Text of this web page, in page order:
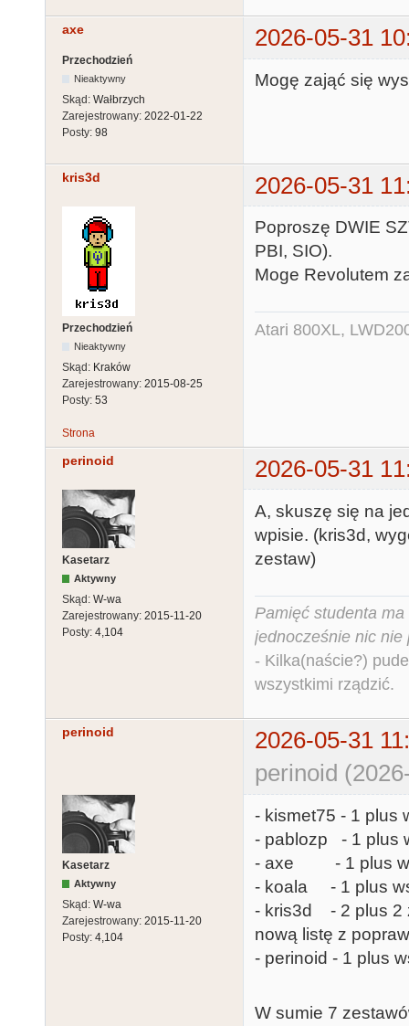
axe 2026-05-31
Przechodzień
Nieaktywny
Skąd: Wałbrzych
Zarejestrowany: 2022-01-22
Posty: 98
Mogę zająć się
kris3d 2026-05-31
Przechodzień
Nieaktywny
Skąd: Kraków
Zarejestrowany: 2015-08-25
Posty: 53
Poproszę DWIE
PBI, SIO).
Moge Revolutem
Atari 800XL,
Strona
perinoid 2026-05-31
Kasetarz
Aktywny
Skąd: W-wa
Zarejestrowany: 2015-11-20
Posty: 4,104
A, skuszę się na
wpisie. (kris3d,
zestaw)
Pamięć studenta
jednocześnie nic nie
- Kilka(naście?)
wszystkimi rządzić.
perinoid
2026-05-31
perinoid
Kasetarz
Aktywny
Skąd: W-wa
Zarejestrowany: 2015-11-20
Posty: 4,104
- kismet75 - 1 plus
- pablozp - 1 plus
- axe - 1 plus
- koala - 1 plus
- kris3d - 2 plus 2
nową listę z
- perinoid - 1 plus
W sumie 7